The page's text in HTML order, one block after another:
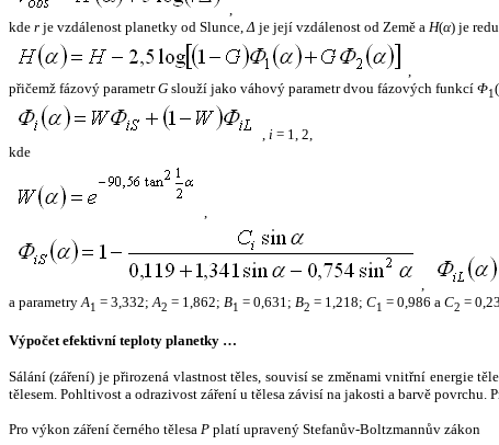
,
kde r je vzdálenost planetky od Slunce,Δ je její vzdálenost od Země a H(α) je
,
přičemž fázový parametrG slouží jako váhový parametr dvou fázových funkcí Φ1(
, i = 1, 2,
kde
,
,
a parametryA1 = 3,332;A2 = 1,862; B1 = 0,631; B2 = 1,218; C1 = 0,986 a C2 =
Výpočet efektivní teploty planetky …
Sálání (záření) je přirozená vlastnost těles, souvisí se změnami vnitřní energie
tělesem. Pohltivost a odrazivost záření u tělesa závisí na jakosti a barvě
Pro výkon záření černého tělesa P platí upravený Stefanův-Boltzmannův zákon